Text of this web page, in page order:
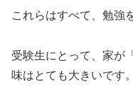
これらはすべて、勉強
受験生にとって、家が
味はとても大きいです。